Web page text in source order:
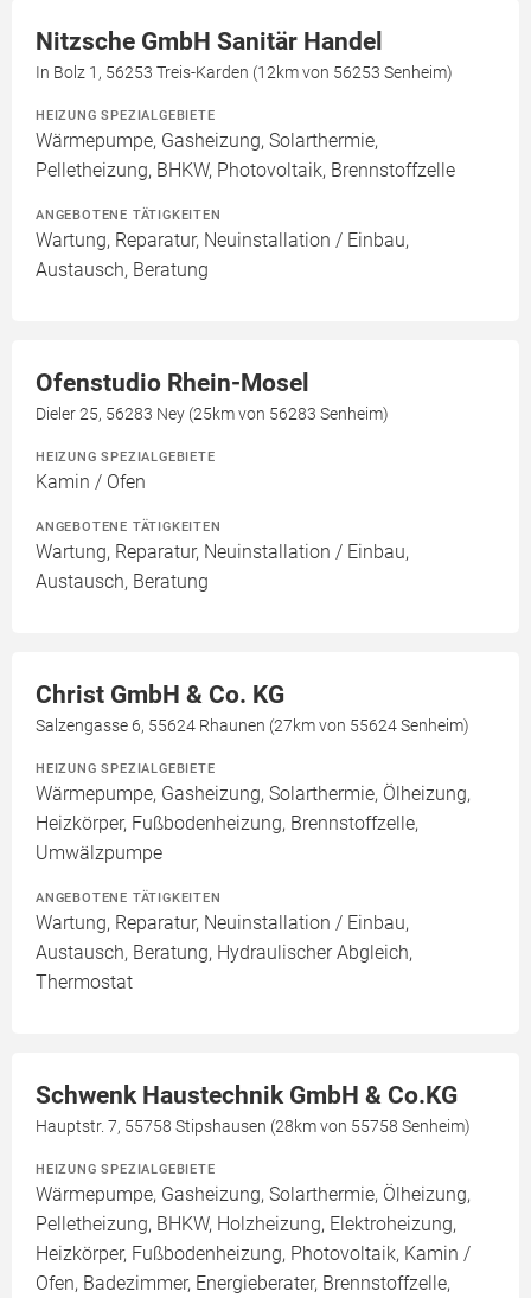
Nitzsche GmbH Sanitär Handel
In Bolz 1, 56253 Treis-Karden (12km von 56253 Senheim)
HEIZUNG SPEZIALGEBIETE
Wärmepumpe, Gasheizung, Solarthermie,
Pelletheizung, BHKW, Photovoltaik, Brennstoffzelle
ANGEBOTENE TÄTIGKEITEN
Wartung, Reparatur, Neuinstallation / Einbau,
Austausch, Beratung
Ofenstudio Rhein-Mosel
Dieler 25, 56283 Ney (25km von 56283 Senheim)
HEIZUNG SPEZIALGEBIETE
Kamin / Ofen
ANGEBOTENE TÄTIGKEITEN
Wartung, Reparatur, Neuinstallation / Einbau,
Austausch, Beratung
Christ GmbH & Co. KG
Salzengasse 6, 55624 Rhaunen (27km von 55624 Senheim)
HEIZUNG SPEZIALGEBIETE
Wärmepumpe, Gasheizung, Solarthermie, Ölheizung,
Heizkörper, Fußbodenheizung, Brennstoffzelle,
Umwälzpumpe
ANGEBOTENE TÄTIGKEITEN
Wartung, Reparatur, Neuinstallation / Einbau,
Austausch, Beratung, Hydraulischer Abgleich,
Thermostat
Schwenk Haustechnik GmbH & Co.KG
Hauptstr. 7, 55758 Stipshausen (28km von 55758 Senheim)
HEIZUNG SPEZIALGEBIETE
Wärmepumpe, Gasheizung, Solarthermie, Ölheizung,
Pelletheizung, BHKW, Holzheizung, Elektroheizung,
Heizkörper, Fußbodenheizung, Photovoltaik, Kamin /
Ofen, Badezimmer, Energieberater, Brennstoffzelle,